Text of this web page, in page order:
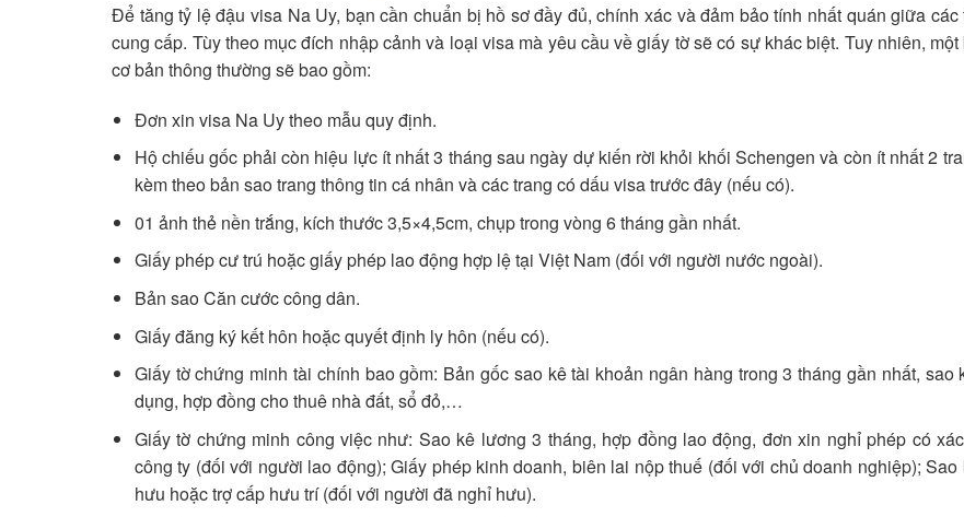
Để tăng tỷ lệ đậu visa Na Uy, bạn cần chuẩn bị hồ sơ đầy đủ, chính xác và đảm bảo tính nhất quán giữa các
cung cấp. Tùy theo mục đích nhập cảnh và loại visa mà yêu cầu về giấy tờ sẽ có sự khác biệt. Tuy nhiên,
cơ bản thông thường sẽ bao gồm:
Đơn xin visa Na Uy theo mẫu quy định.
Hộ chiếu gốc phải còn hiệu lực ít nhất 3 tháng sau ngày dự kiến rời khỏi khối Schengen và còn ít nhất 2
kèm theo bản sao trang thông tin cá nhân và các trang có dấu visa trước đây (nếu có).
01 ảnh thẻ nền trắng, kích thước 3,5×4,5cm, chụp trong vòng 6 tháng gần nhất.
Giấy phép cư trú hoặc giấy phép lao động hợp lệ tại Việt Nam (đối với người nước ngoài).
Bản sao Căn cước công dân.
Giấy đăng ký kết hôn hoặc quyết định ly hôn (nếu có).
Giấy tờ chứng minh tài chính bao gồm: Bản gốc sao kê tài khoản ngân hàng trong 3 tháng gần nhất, sao
dụng, hợp đồng cho thuê nhà đất, sổ đỏ,…
Giấy tờ chứng minh công việc như: Sao kê lương 3 tháng, hợp đồng lao động, đơn xin nghỉ phép có
công ty (đối với người lao động); Giấy phép kinh doanh, biên lai nộp thuế (đối với chủ doanh nghiệp); Sao
hưu hoặc trợ cấp hưu trí (đối với người đã nghỉ hưu).